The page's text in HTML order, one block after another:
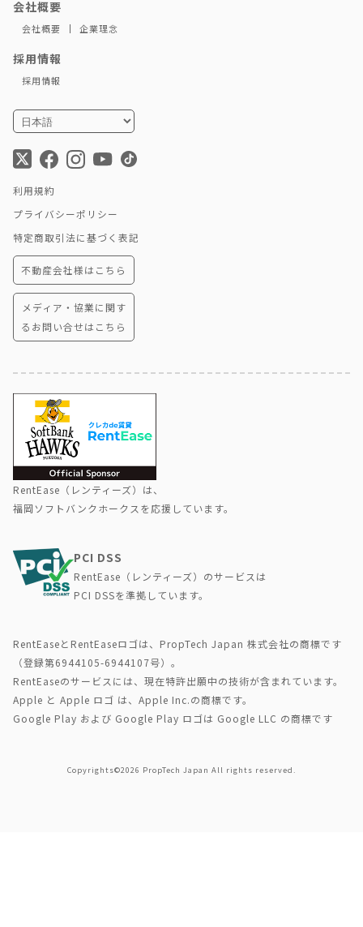
会社概要
会社概要 企業理念
採用情報
採用情報
利用規約
プライバシーポリシー
特定商取引法に基づく表記
不動産会社様はこちら
メディア・協業に関す
るお問い合せはこちら
RentEase（レンティーズ）は、
福岡ソフトバンクホークスを応援しています。
PCI DSS
RentEase（レンティーズ）のサービスは
PCI DSSを準拠しています。
RentEaseとRentEaseロゴは、PropTech Japan 株式会社の商標です
（登録第6944105-6944107号）。
RentEaseのサービスには、現在特許出願中の技術が含まれています。
Apple と Apple ロゴ は、Apple Inc.の商標です。
Google Play および Google Play ロゴは Google LLC の商標です
Copyrights©2026 PropTech Japan All rights reserved.